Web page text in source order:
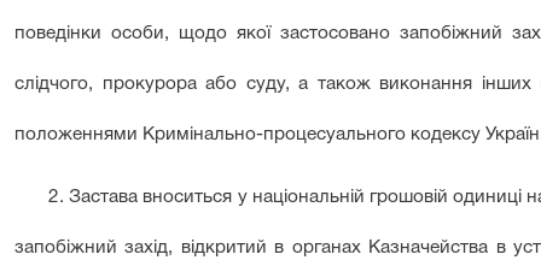
поведінки особи, щодо якої застосовано запобіжний
слідчого, прокурора або суду, а також виконання інших
положеннями Кримінально-процесуального кодексу
2. Застава вноситься у національній грошовій одиниці
запобіжний захід, відкритий в органах Казначейства в